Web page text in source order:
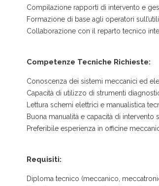
Compilazione rapporti di intervento e
Formazione di base agli operatori
Collaborazione con il reparto tecnico
Competenze Tecniche Richieste:
Conoscenza dei sistemi meccanici ed
Capacità di utilizzo di strumenti
Lettura schemi elettrici e manualistica
Buona manualità e capacità di intervento
Preferibile esperienza in officine
Requisiti:
Diploma tecnico (meccanico,